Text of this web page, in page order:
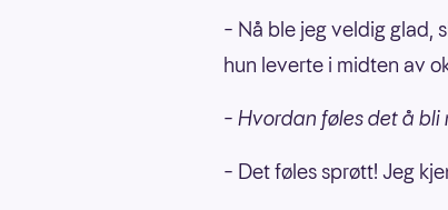
– Nå ble jeg veldig glad,
hun leverte i midten av
– Hvordan føles det å
– Det føles sprøtt! Jeg